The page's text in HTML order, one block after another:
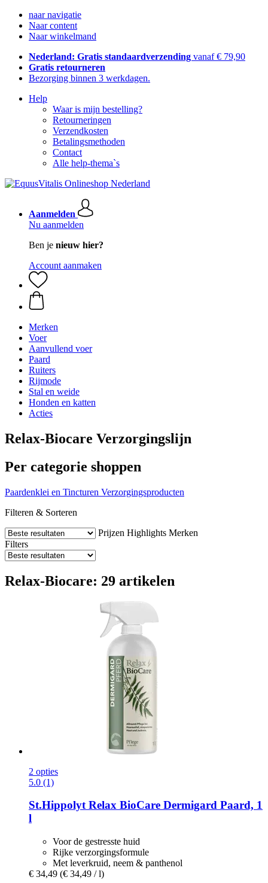
naar navigatie
Naar content
Naar winkelmand
Nederland: Gratis standaardverzending vanaf € 79,90
Gratis retourneren
Bezorging binnen 3 werkdagen.
Help
Waar is mijn bestelling?
Retourneringen
Verzendkosten
Betalingsmethoden
Contact
Alle help-thema`s
Aanmelden
Nu aanmelden
Ben je nieuw hier?
Account aanmaken
Merken
Voer
Aanvullend voer
Paard
Ruiters
Rijmode
Stal en weide
Honden en katten
Acties
Relax-Biocare Verzorgingslijn
Per categorie shoppen
Paardenklei en Tincturen Verzorgingsproducten
Filteren & Sorteren
Prijzen Highlights Merken
Filters
Relax-Biocare: 29 artikelen
2 opties
5.0 (1)
St.HippolytRelax BioCare Dermigard Paard, 1
l
Voor de gestresste huid
Rijke verzorgingsformule
Met leverkruid, neem & panthenol
€ 34,49 (€ 34,49 / l)